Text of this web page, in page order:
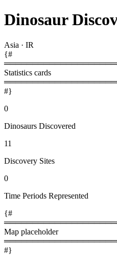
Dinosaur
Asia · IR
{#
Statistics cards
#}
0
Dinosaurs Discovered
11
Discovery Sites
0
Time Periods Represented
{#
Map placeholder
#}